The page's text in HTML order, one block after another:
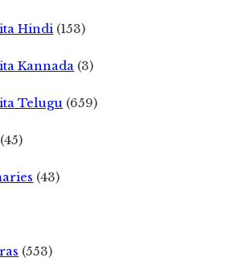
Hindi (153)
Kannada (3)
Telugu (659)
(45)
(43)
(553)